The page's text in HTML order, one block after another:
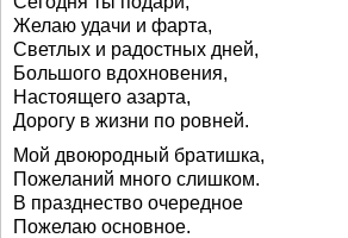
Желаю удачи и фарта,
Светлых и радостных дней,
Большого вдохновения,
Настоящего азарта,
Дорогу в жизни по ровней.
Мой двоюродный братишка,
Пожеланий много слишком.
В празднество очередное
Пожелаю основное.